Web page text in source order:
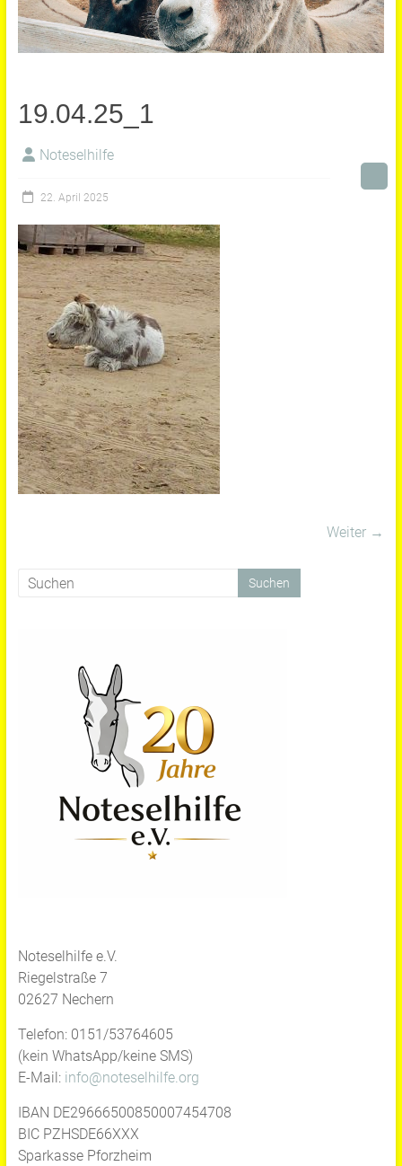
19.04.25_1
Noteselhilfe
22. April 2025
Weiter →
Noteselhilfe e.V.
Riegelstraße 7
02627 Nechern
Telefon: 0151/53764605
(kein WhatsApp/keine SMS)
E-Mail: info@noteselhilfe.org
IBAN DE29666500850007454708
BIC PZHSDE66XXX
Sparkasse Pforzheim